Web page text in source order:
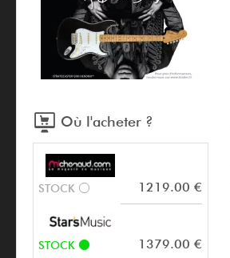
Où l'acheter ?
STOCK 1219.00 €
STOCK 1379.00 €